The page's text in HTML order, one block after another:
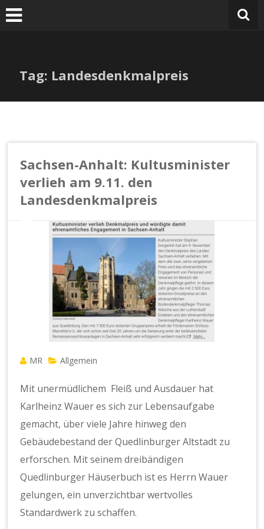
Zum
Inhalt
Tag: Landesdenkmalpreis
Sachsen-Anhalt: Kultusminister
verlieh am 9.11. den
Landesdenkmalpreis
MR Allgemein
Mit unermüdlichem Fleiß und Ausdauer hat
Karlheinz Wauer es sich zur Lebensaufgabe
gemacht, über viele Jahre hinweg den
Gebäudebestand der Quedlinburger Altstadt zu
erforschen. Mit seinem dreibändigen
Quedlinburger Häuserbuch ist es Herrn Wauer
gelungen, ein unverzichtbar wertvolles
Standardwerk zu schaffen.